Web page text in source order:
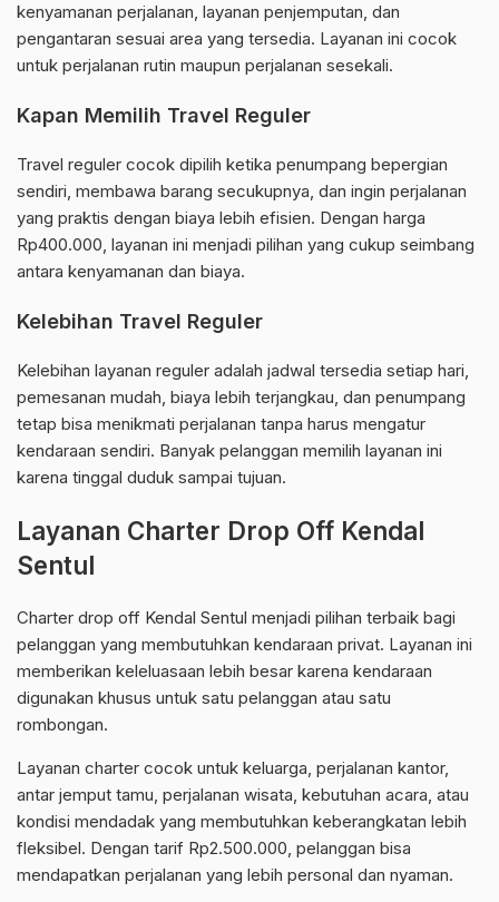
kenyamanan perjalanan, layanan penjemputan, dan
pengantaran sesuai area yang tersedia. Layanan ini cocok
untuk perjalanan rutin maupun perjalanan sesekali.
Kapan Memilih Travel Reguler
Travel reguler cocok dipilih ketika penumpang bepergian
sendiri, membawa barang secukupnya, dan ingin perjalanan
yang praktis dengan biaya lebih efisien. Dengan harga
Rp400.000, layanan ini menjadi pilihan yang cukup seimbang
antara kenyamanan dan biaya.
Kelebihan Travel Reguler
Kelebihan layanan reguler adalah jadwal tersedia setiap hari,
pemesanan mudah, biaya lebih terjangkau, dan penumpang
tetap bisa menikmati perjalanan tanpa harus mengatur
kendaraan sendiri. Banyak pelanggan memilih layanan ini
karena tinggal duduk sampai tujuan.
Layanan Charter Drop Off Kendal
Sentul
Charter drop off Kendal Sentul menjadi pilihan terbaik bagi
pelanggan yang membutuhkan kendaraan privat. Layanan ini
memberikan keleluasaan lebih besar karena kendaraan
digunakan khusus untuk satu pelanggan atau satu
rombongan.
Layanan charter cocok untuk keluarga, perjalanan kantor,
antar jemput tamu, perjalanan wisata, kebutuhan acara, atau
kondisi mendadak yang membutuhkan keberangkatan lebih
fleksibel. Dengan tarif Rp2.500.000, pelanggan bisa
mendapatkan perjalanan yang lebih personal dan nyaman.